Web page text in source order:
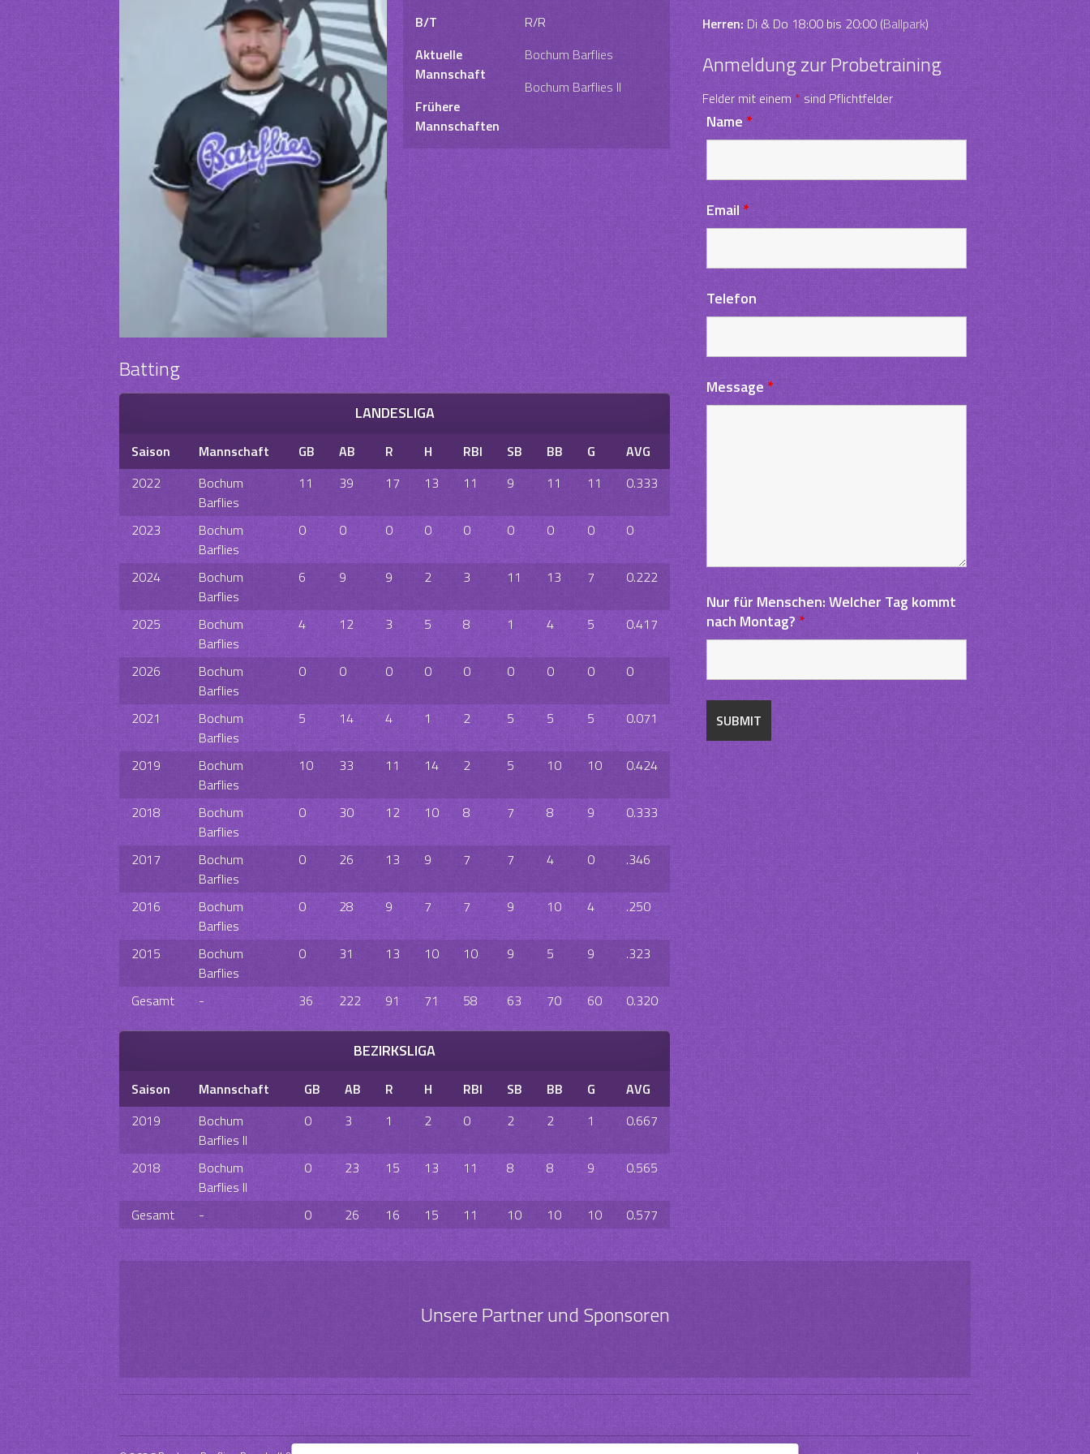
B/T
R/R
Aktuelle
Mannschaft
Bochum Barflies
Frühere
Mannschaften
Bochum Barflies II
Batting
LANDESLIGA
Saison Mannschaft GB AB R H RBI SB BB G
AVG
2022
Bochum
Barflies
11 39 17 13 11 9 11 11 0.333
2023
Bochum
Barflies
0 0 0 0 0 0 0 0 0
2024
Bochum
Barflies
6 9 9 2 3 11 13 7 0.222
2025
Bochum
Barflies
4 12 3 5 8 1 4 5 0.417
2026
Bochum
Barflies
0 0 0 0 0 0 0 0 0
2021
Bochum
Barflies
5 14 4 1 2 5 5 5 0.071
2019
Bochum
Barflies
10 33 11 14 2 5 10 10 0.424
2018
Bochum
Barflies
0 30 12 10 8 7 8 9 0.333
2017
Bochum
Barflies
0 26 13 9 7 7 4 0 .346
2016
Bochum
Barflies
0 28 9 7 7 9 10 4 .250
2015
Bochum
Barflies
0 31 13 10 10 9 5 9 .323
Gesamt - 36 222 91 71 58 63 70 60 0.320
BEZIRKSLIGA
Saison Mannschaft GB AB R H RBI SB BB G
AVG
2019
Bochum
Barflies II
0 3 1 2 0 2 2 1 0.667
2018
Bochum
Barflies II
0 23 15 13 11 8 8 9 0.565
Gesamt - 0 26 16 15 11 10 10 10 0.577
Herren:Di & Do 18:00 bis 20:00 (Ballpark)
Anmeldung zur Probetraining
Felder mit einem*sind Pflichtfelder
Name*
Email *
Telefon
Message*
Nur für Menschen: Welcher Tag kommt
nach Montag?*
Unsere Partner und Sponsoren